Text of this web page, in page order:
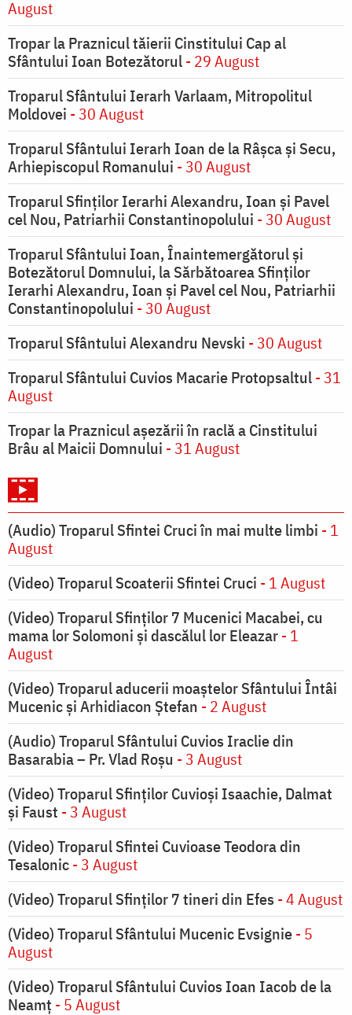
August
Tropar la Praznicul tăierii Cinstitului Cap al
Sfântului Ioan Botezătorul- 29 August
Troparul Sfântului Ierarh Varlaam, Mitropolitul
Moldovei - 30 August
Troparul Sfântului Ierarh Ioan de la Râşca şi Secu,
Arhiepiscopul Romanului - 30 August
Troparul Sfinţilor Ierarhi Alexandru, Ioan şi Pavel
cel Nou, Patriarhii Constantinopolului - 30 August
Troparul Sfântului Ioan, Înaintemergătorul şi
Botezătorul Domnului, la Sărbătoarea Sfinţilor
Ierarhi Alexandru, Ioan şi Pavel cel Nou, Patriarhii
Constantinopolului - 30 August
Troparul Sfântului Alexandru Nevski - 30 August
Troparul Sfântului Cuvios Macarie Protopsaltul- 31
August
Tropar la Praznicul aşezării în raclă a Cinstitului
Brâu al Maicii Domnului - 31 August
(Audio) Troparul Sfintei Cruci în mai multe limbi - 1
August
(Video) Troparul Scoaterii Sfintei Cruci - 1 August
(Video) Troparul Sfinților 7 Mucenici Macabei, cu
mama lor Solomoni și dascălul lor Eleazar- 1
August
(Video) Troparul aducerii moaștelor Sfântului Întâi
Mucenic și Arhidiacon Ștefan - 2 August
(Audio) Troparul Sfântului Cuvios Iraclie din
Basarabia – Pr. Vlad Roșu - 3 August
(Video) Troparul Sfinților Cuvioși Isaachie, Dalmat
și Faust - 3 August
(Video) Troparul Sfintei Cuvioase Teodora din
Tesalonic- 3 August
(Video) Troparul Sfinților 7 tineri din Efes - 4 August
(Video) Troparul Sfântului Mucenic Evsignie- 5
August
(Video) Troparul Sfântului Cuvios Ioan Iacob de la
Neamț - 5 August